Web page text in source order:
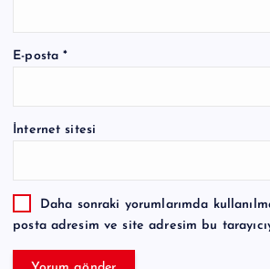
E-posta*
İnternet sitesi
Daha sonraki yorumlarımda
posta adresim ve site adresim bu